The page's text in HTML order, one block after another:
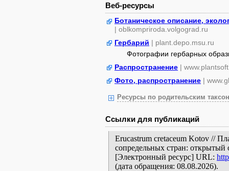
Веб-ресурсы
Ботаническое описание,
| oblkompriroda.volgograd.ru
Гербарий | plant.depo.msu.ru
Фотографии гербарных
Распространение |
Фото, распространение |
Ресурсы по родительским
Ссылки для публикаций
Erucastrum cretaceum Kotov //
сопредельных стран: открытый
[Электронный ресурс] URL:
(дата обращения: 08.08.2026).